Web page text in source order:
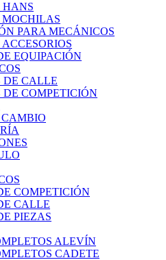
HANS
MOCHILAS
PARA MECÁNICOS
EQUIPACIÓN
DE CALLE
DE COMPETICIÓN
COMPETICIÓN
CALLE
PIEZAS
ALEVÍN
CADETE